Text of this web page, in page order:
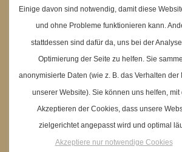
Ich erlaube der Reisebüro am Westkreuz
per E-Mail zuzusenden. Meine Daten werden
weitergegeben und ausschließlich dazu
beantworten/bearbeiten. Meine Einwilligung
Senden
Einige davon sind notwendig, damit diese
und ohne Probleme funktionieren kann.
stattdessen sind dafür da, uns bei der
Optimierung der Seite zu helfen. Sie
anonymisierte Daten (wie z. B. das Verhalten der
unserer Website). Sie können uns helfen, mit
Akzeptieren der Cookies, dass unsere
zielgerichtet angepasst wird und optimal
Akzeptiere nur notwendige Cookies